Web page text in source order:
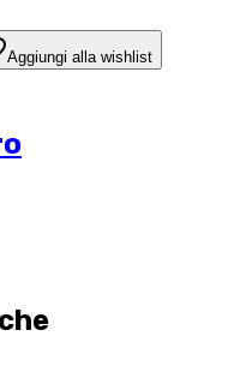
Aggiungi alla wishlist